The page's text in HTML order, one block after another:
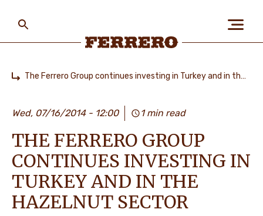
АДАМДАР ЖӘНЕ
ҒАЛАМШАР
БІЗДІҢ БРЕНДТЕР
main
content
The Ferrero Group continues investing in Turkey and in the hazelnut sector
Wed, 07/16/2014 - 12:00 1 min read
THE FERRERO GROUP
CONTINUES INVESTING IN
TURKEY AND IN THE
HAZELNUT SECTOR